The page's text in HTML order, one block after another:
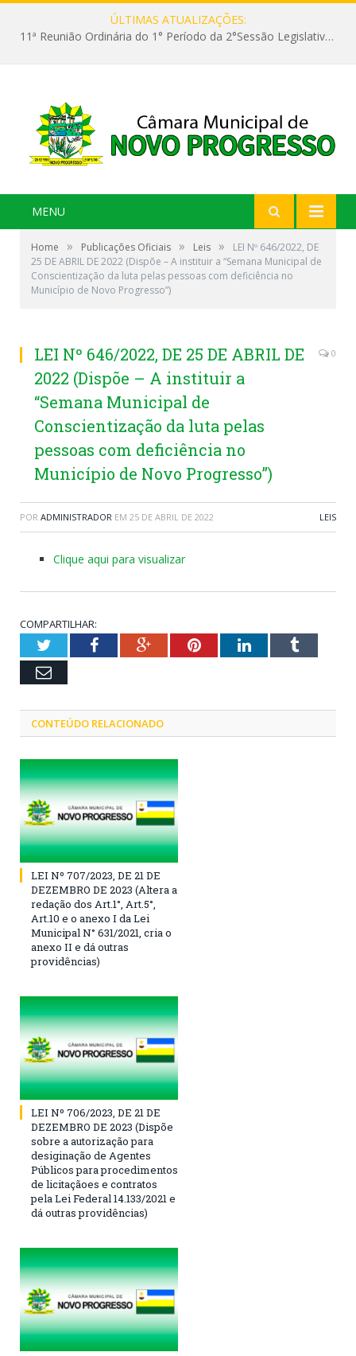
ÚLTIMAS ATUALIZAÇÕES:
11ª Reunião Ordinária do 1° Período da 2°Sessão Legislativa da 9ª Legislatura do Poder Legislativo
MENU
Home » Publicações Oficiais » Leis »
LEI Nº 646/2022, DE
25 DE ABRIL DE 2022 (Dispõe – A instituir a “Semana Municipal de
Conscientização da luta pelas pessoas com deficiência no
Município de Novo Progresso”)
LEI Nº 646/2022, DE 25 DE ABRIL DE
2022 (Dispõe – A instituir a
“Semana Municipal de
Conscientização da luta pelas
pessoas com deficiência no
Município de Novo Progresso”)
0
POR ADMINISTRADOR EM 25 DE ABRIL DE 2022 LEIS
Clique aqui para visualizar
COMPARTILHAR:
TwitterFacebookGoogle+PinterestLinkedInTumblr
Email
CONTEÚDO RELACIONADO
LEI Nº 707/2023, DE 21 DE
DEZEMBRO DE 2023 (Altera a
redação dos Art.1°, Art.5°,
Art.10 e o anexo I da Lei
Municipal N° 631/2021, cria o
anexo II e dá outras
providências)
LEI Nº 706/2023, DE 21 DE
DEZEMBRO DE 2023 (Dispõe
sobre a autorização para
desiginação de Agentes
Públicos para procedimentos
de licitaçãoes e contratos
pela Lei Federal 14.133/2021 e
dá outras providências)